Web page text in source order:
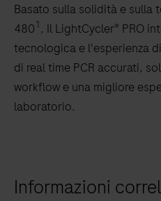
Basato sulla solidità e sulla
4801, Il LightCycler® PRO
tecnologica e l'esperienza
di real time PCR accurati,
workflow e una migliore
laboratorio.
Informazioni